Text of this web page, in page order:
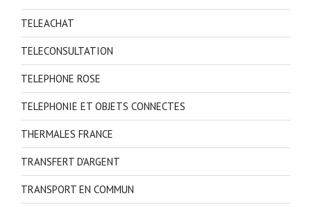
TELEACHAT
TELECONSULTATION
TELEPHONE ROSE
TELEPHONIE ET OBJETS CONNECTES
THERMALES FRANCE
TRANSFERT D'ARGENT
TRANSPORT EN COMMUN